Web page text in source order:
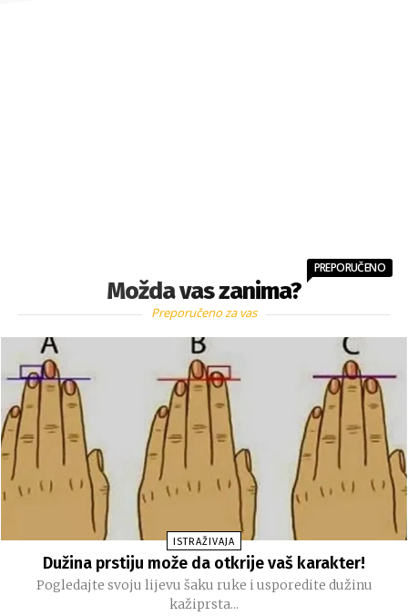
Možda vas zanima?
PREPORUČENO
Preporučeno za vas
ISTRAŽIVAJA
Dužina prstiju može da otkrije vaš karakter!
Pogledajte svoju lijevu šaku ruke i usporedite dužinu
kažiprsta...